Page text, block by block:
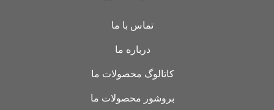
تماس با ما
درباره ما
کاتالوگ محصولات ما
بروشور محصولات ما